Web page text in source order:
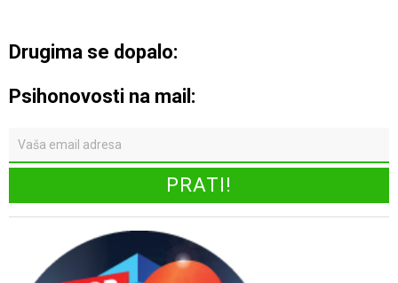
Drugima se dopalo:
Psihonovosti na mail: